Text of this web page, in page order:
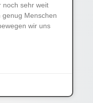
noch sehr weit
Menschen
wir uns